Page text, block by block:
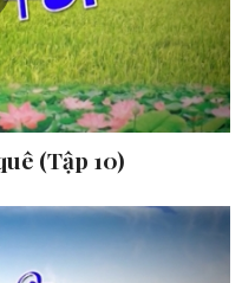
(Tập 10)